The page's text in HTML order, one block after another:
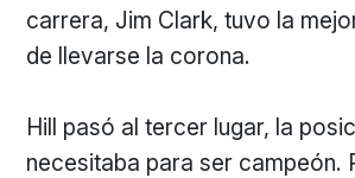
carrera, Jim Clark, tuvo la
de llevarse la corona.
Hill pasó al tercer lugar, la
necesitaba para ser campeón.